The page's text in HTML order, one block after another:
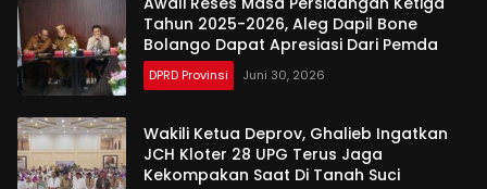
Tahun 2025-2026, Aleg Dapil Bone
Bolango Dapat Apresiasi Dari Pemda
DPRD Provinsi Juni 30, 2026
Wakili Ketua Deprov, Ghalieb Ingatkan
JCH Kloter 28 UPG Terus Jaga
Kekompakan Saat Di Tanah Suci